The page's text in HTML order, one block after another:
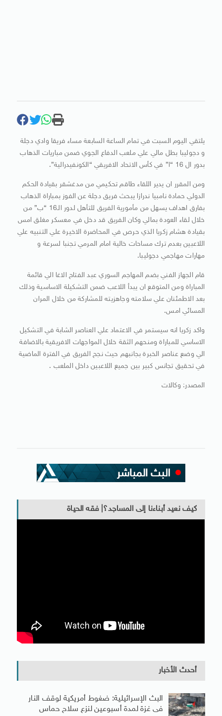
يلتقي اليوم السبت في تمام الساعة السابعة مساء فريقا وادي دجلة
و دجوليبا بطل مالي علي ملعب الدفاع الجوي ضمن مباريات الذهاب
بدور ال 16 “ا” في كأس الاتحاد الافريقي “الكونفيدرالية”.
ومن المقرر ان يدير اللقاء طاقم تحكيمي من مدغشقر بقيادة الحكم
الدولي حمادة نامبيا ندرازا يبحث فريق دجلة عن الفوز بمباراة الذهاب
بفارق اهداف يسهل من مأمورية الفريق للتأهل لدور الـ16 “ب” من
خلال لقاء العودة بمالي وكان الفريق قد دخل في معسكر مغلق امس
بقيادة هشام زكريا الذي حرص في المحاضرة الاخيرة علي التنبيه علي
اللاعبين بعدم ترك مساحات خالية امام المرمي تجنبا لسرعة و
مهارات مهاجمي دجوليبا.
قام الجهاز الفني بضم المهاجم السوري عبد الفتاح الاغا الي قائمة
المباراة ومن المتوقع ان يبدأ اللاعب ضمن التشكيلة الاساسية وذلك
بعد الاطمئنان علي سلامته وجاهزيته للمشاركة من خلال المران
المسائي امس.
واكد زكريا انه سيستمر في الاعتماد علي العناصر الشابة في التشكيل
الاساسي للمباراة ومنحهم الثقة خلال المواجهات الافريقية بالاضافة
الي وضع عناصر الخبرة بجانبهم حيث نجح الفريق في الفترة الماضية
في تحقيق تجانس كبير بين جميع اللاعبين داخل الملعب .
المصدر: وكالات
كيف نعيد أبناءنا إلى المساجد؟| فقه الحياة
أحدث الأخبار
البث الإسرائيلية: ضغوط أمريكية لوقف النار
فى غزة لمدة أسبوعين لنزع سلاح حماس